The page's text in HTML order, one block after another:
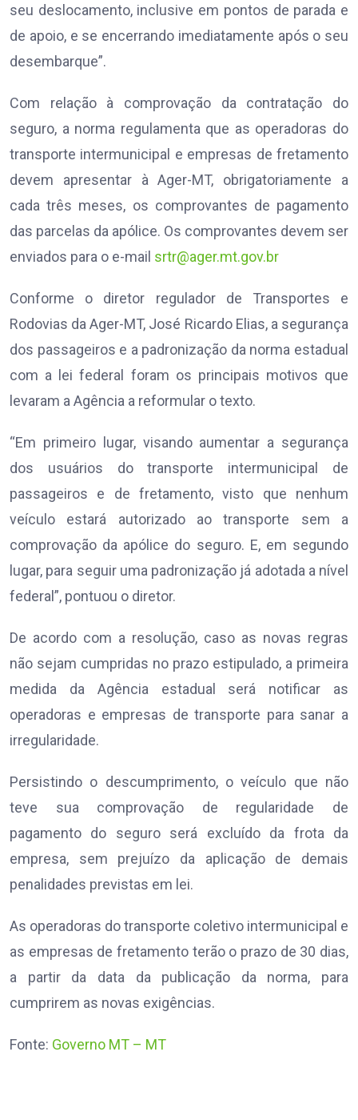
seu deslocamento, inclusive em pontos de parada e
de apoio, e se encerrando imediatamente após o seu
desembarque”.
Com relação à comprovação da contratação do
seguro, a norma regulamenta que as operadoras do
transporte intermunicipal e empresas de fretamento
devem apresentar à Ager-MT, obrigatoriamente a
cada três meses, os comprovantes de pagamento
das parcelas da apólice. Os comprovantes devem ser
enviados para o e-mail srtr@ager.mt.gov.br
Conforme o diretor regulador de Transportes e
Rodovias da Ager-MT, José Ricardo Elias, a segurança
dos passageiros e a padronização da norma estadual
com a lei federal foram os principais motivos que
levaram a Agência a reformular o texto.
“Em primeiro lugar, visando aumentar a segurança
dos usuários do transporte intermunicipal de
passageiros e de fretamento, visto que nenhum
veículo estará autorizado ao transporte sem a
comprovação da apólice do seguro. E, em segundo
lugar, para seguir uma padronização já adotada a nível
federal”, pontuou o diretor.
De acordo com a resolução, caso as novas regras
não sejam cumpridas no prazo estipulado, a primeira
medida da Agência estadual será notificar as
operadoras e empresas de transporte para sanar a
irregularidade.
Persistindo o descumprimento, o veículo que não
teve sua comprovação de regularidade de
pagamento do seguro será excluído da frota da
empresa, sem prejuízo da aplicação de demais
penalidades previstas em lei.
As operadoras do transporte coletivo intermunicipal e
as empresas de fretamento terão o prazo de 30 dias,
a partir da data da publicação da norma, para
cumprirem as novas exigências.
Fonte: Governo MT – MT